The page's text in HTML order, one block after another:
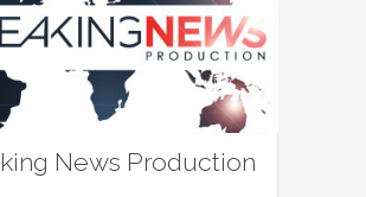
News Production